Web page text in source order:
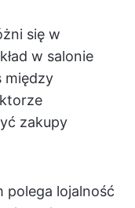
się w
w salonie
między
zakupy
polega lojalność